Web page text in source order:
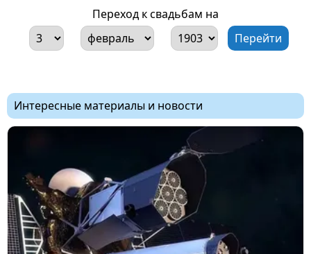
Переход к свадьбам на
Интересные материалы и новости